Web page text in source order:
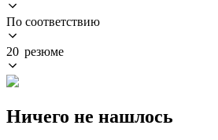
По соответствию
20 резюме
Ничего не нашлось